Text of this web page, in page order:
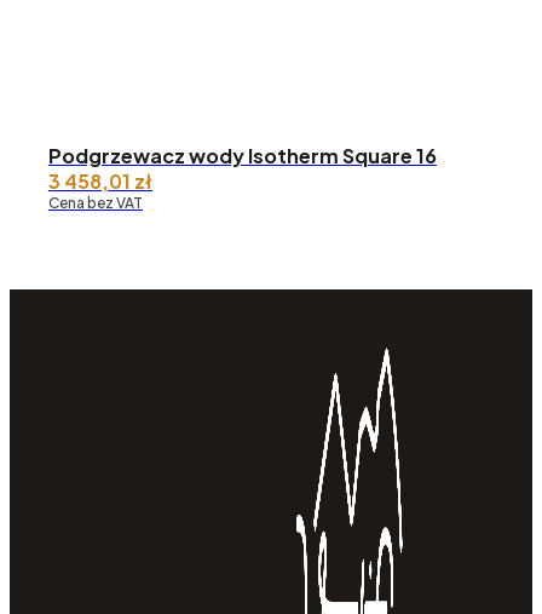
Podgrzewacz wody Isotherm Square 16
3 458,01 zł
Cena bez VAT